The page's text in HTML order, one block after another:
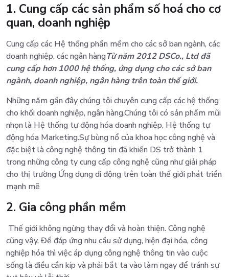
1. Cung cấp các sản phẩm số hoá cho cơ
quan, doanh nghiệp
Cung cấp các Hệ thống phần mềm cho các sở ban ngành, các
doanh nghiệp, các ngân hàngTừ năm 2012 DSCo., Ltd đã
cung cấp hơn 1000 hệ thống, ứng dụng cho các sở ban
ngành, doanh nghiệp, ngân hàng trên toàn thế giới.
Những năm gần đây chúng tôi chuyên cung cấp các hệ thống
cho khối doanh nghiệp, ngân hàng.Chúng tôi có sản phẩm mũi
nhọn là Hệ thống tự động hóa doanh nghiệp, Hệ thống tự
động hóa Marketing.Sự bùng nổ của khoa học công nghệ và
đặc biệt là công nghệ thông tin đã khiến DS trở thành 1
trong những công ty cung cấp công nghệ cũng như giải pháp
cho thị trường Ứng dụng di động trên toàn thế giới phát triển
mạnh mẽ
2. Gia công phần mềm
Thế giới không ngừng thay đổi và hoàn thiện. Công nghệ
cũng vậy. Để đáp ứng nhu cầu sử dụng, hiện đại hóa, công
nghiệp hóa thì việc áp dụng công nghệ thông tin vào cuộc
sống là điều cần kíp và phải bắt ta vào làm ngay để tránh sự